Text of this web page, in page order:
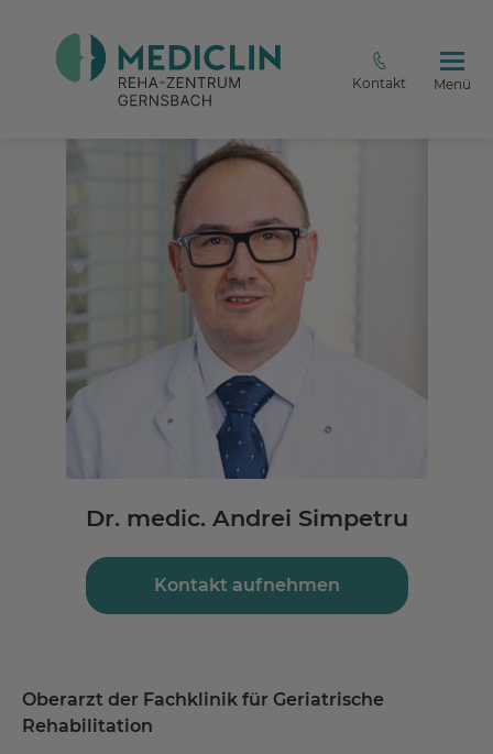
Kontakt Menü
Dr. medic. Andrei Simpetru
Kontakt aufnehmen
Oberarzt der Fachklinik für Geriatrische
Rehabilitation